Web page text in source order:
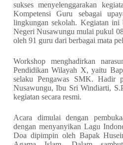
sukses menyelenggarakan
Kompetensi Guru sebagai
lingkungan sekolah. Kegiatan
Negeri Nusawungu mulai pukul
oleh 91 guru dari berbagai mata
Workshop menghadirkan
Pendidikan Wilayah X, yaitu
selaku Pengawas SMK. Hadir
Nusawungu, Ibu Sri Windiarti,
kegiatan secara resmi.
Acara dimulai dengan
dengan menyanyikan Lagu
Doa dipimpin oleh Bapak